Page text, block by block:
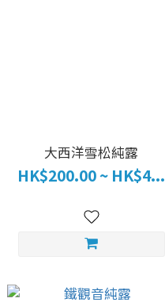
大西洋雪松純露
HK$200.00 ~ HK$4...